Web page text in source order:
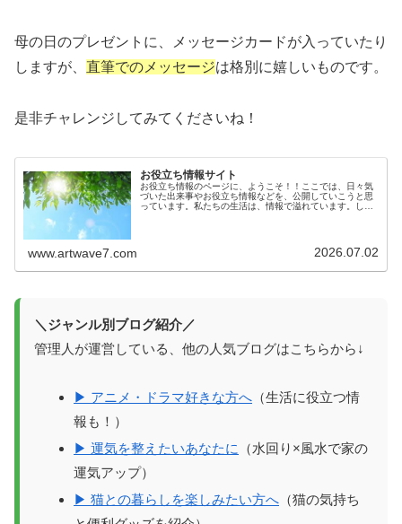
母の日のプレゼントに、メッセージカードが入っていたり
しますが、 直筆でのメッセージは格別に嬉しいものです。
是非チャレンジしてみてくださいね！
お役立ち情報サイト
お役立ち情報のページに、ようこそ！！ここでは、日々気
づいた出来事やお役立ち情報などを、公開していこうと思
っています。私たちの生活は、情報で溢れています。しか
www.artwave7.com 2026.07.02
＼ジャンル別ブログ紹介／
管理人が運営している、他の人気ブログはこちらから↓
▶ アニメ・ドラマ好きな方へ （生活に役立つ情
報も！）
▶ 運気を整えたいあなたに
（水回り×風水で家の
運気アップ）
▶ 猫との暮らしを楽しみたい方へ （猫の気持ち